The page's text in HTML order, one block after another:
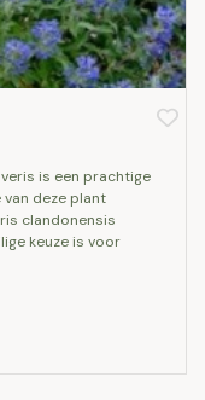
deze plant
clandonensis
keuze is voor